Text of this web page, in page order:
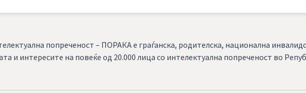
попреченост – ПОРАКА е граѓанска, родителска, национална
и интересите на повеќе од 20.000 лица со интелектуална попреченост во